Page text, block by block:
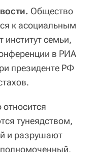
Общество
к асоциальным
семьи,
в РИА
президенте РФ
тунеядством,
и разрушают